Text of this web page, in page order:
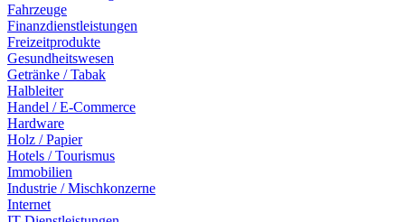
Fahrzeuge
Finanzdienstleistungen
Freizeitprodukte
Gesundheitswesen
Getränke / Tabak
Halbleiter
Handel / E-Commerce
Hardware
Holz / Papier
Hotels / Tourismus
Immobilien
Industrie / Mischkonzerne
Internet